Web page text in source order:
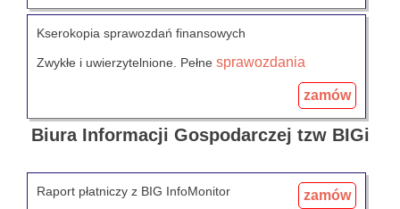
Kserokopia sprawozdań finansowych
Zwykłe i uwierzytelnione. Pełne sprawozdania
zamów
Biura Informacji Gospodarczej tzw BIGi
Raport płatniczy z BIG InfoMonitor zamów